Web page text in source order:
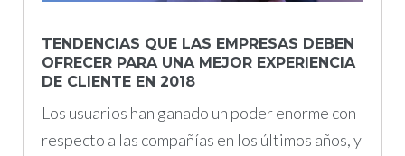
enero
de
2018
TENDENCIAS QUE LAS EMPRESAS DEBEN
OFRECER PARA UNA MEJOR EXPERIENCIA
DE CLIENTE EN 2018
Los usuarios han ganado un poder enorme con
respecto a las compañías en los últimos años, y